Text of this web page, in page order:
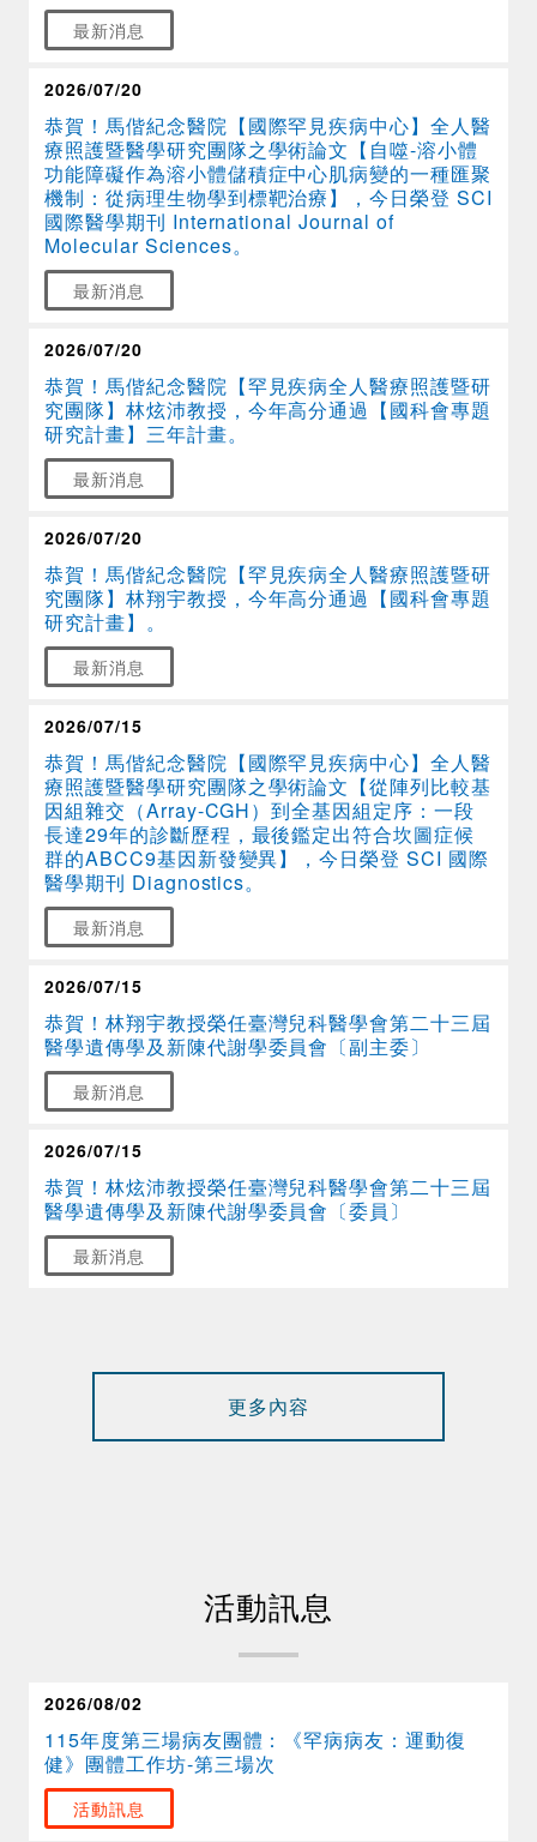
最新消息
恭賀！馬偕紀念醫院【國際罕見疾病中心】全人醫
療照護暨醫學研究團隊之學術論文【自噬-溶小體
功能障礙作為溶小體儲積症中心肌病變的一種匯聚
機制：從病理生物學到標靶治療】，今日榮登 SCI
國際醫學期刊 International Journal of
Molecular Sciences。
最新消息
2026/07/20
恭賀！馬偕紀念醫院【罕見疾病全人醫療照護暨研
究團隊】林炫沛教授，今年高分通過【國科會專題
研究計畫】三年計畫。
最新消息
2026/07/20
恭賀！馬偕紀念醫院【罕見疾病全人醫療照護暨研
究團隊】林翔宇教授，今年高分通過【國科會專題
研究計畫】。
最新消息
2026/07/20
恭賀！馬偕紀念醫院【國際罕見疾病中心】全人醫
療照護暨醫學研究團隊之學術論文【從陣列比較基
因組雜交（Array-CGH）到全基因組定序：一段
長達29年的診斷歷程，最後鑑定出符合坎圖症候
群的ABCC9基因新發變異】，今日榮登 SCI 國際
醫學期刊 Diagnostics。
最新消息
2026/07/15
恭賀！林翔宇教授榮任臺灣兒科醫學會第二十三屆
醫學遺傳學及新陳代謝學委員會〔副主委〕
最新消息
2026/07/15
恭賀！林炫沛教授榮任臺灣兒科醫學會第二十三屆
醫學遺傳學及新陳代謝學委員會〔委員〕
最新消息
2026/07/15
更多內容
活動訊息
115年度第三場病友團體：《罕病病友：運動復
健》團體工作坊-第三場次
活動訊息
2026/08/02